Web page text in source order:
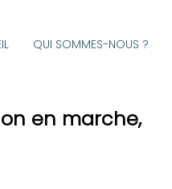
QUI SOMMES-NOUS ?
en marche,